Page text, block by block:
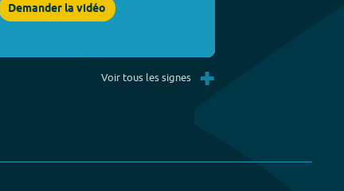
Demander la vidéo
Voir tous les signes +